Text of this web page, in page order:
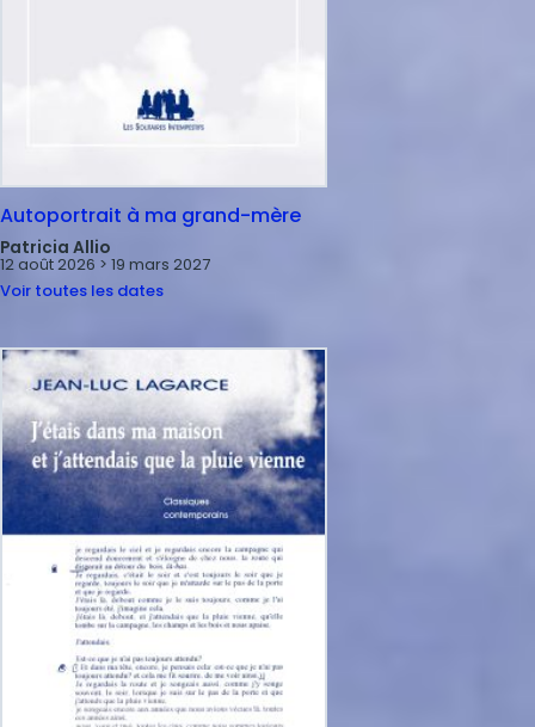
Autoportrait à ma grand-mère
Patricia Allio
12 août 2026 > 19 mars 2027
Voir toutes les dates